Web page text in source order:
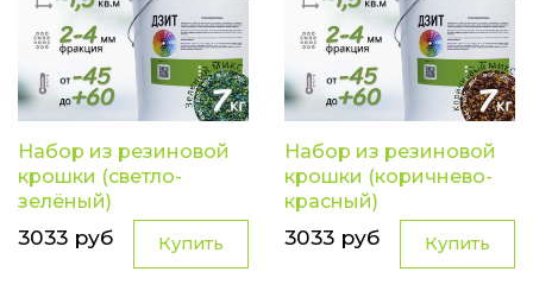
Набор из резиновой
крошки (светло-
зелёный)
3033 руб Купить
Набор из резиновой
крошки (коричнево-
красный)
3033 руб Купить